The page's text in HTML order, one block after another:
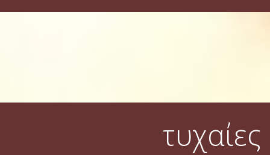
τυχαίες